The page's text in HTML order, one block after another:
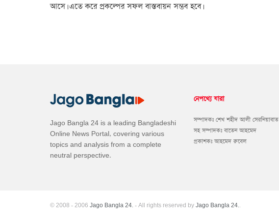
আসে। এতে করে প্রকল্পের সফল বাস্তবায়ন সম্ভব হবে।
Jago Bangla 24 is a leading Bangladeshi
Online News Portal, covering various
topics and analysis from a complete
neutral perspective.
নেপথ্যে যারা
সম্পাদকঃ শেখ শহীদ আলী সেরনিয়াবাত
সহ সম্পাদকঃ বাতেন আহমেদ
প্রকাশকঃ আহমেদ রুবেল
© 2008 - 2006 Jago Bangla 24. - All rights reserved by Jago Bangla 24..